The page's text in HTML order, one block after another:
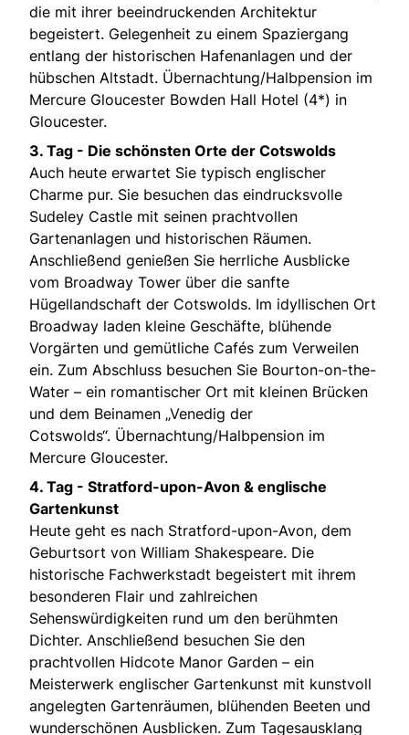
die mit ihrer beeindruckenden Architektur
begeistert. Gelegenheit zu einem Spaziergang
entlang der historischen Hafenanlagen und der
hübschen Altstadt. Übernachtung/Halbpension im
Mercure Gloucester Bowden Hall Hotel (4*) in
Gloucester.
3. Tag - Die schönsten Orte der Cotswolds
Auch heute erwartet Sie typisch englischer
Charme pur. Sie besuchen das eindrucksvolle
Sudeley Castle mit seinen prachtvollen
Gartenanlagen und historischen Räumen.
Anschließend genießen Sie herrliche Ausblicke
vom Broadway Tower über die sanfte
Hügellandschaft der Cotswolds. Im idyllischen Ort
Broadway laden kleine Geschäfte, blühende
Vorgärten und gemütliche Cafés zum Verweilen
ein. Zum Abschluss besuchen Sie Bourton-on-the-
Water – ein romantischer Ort mit kleinen Brücken
und dem Beinamen „Venedig der
Cotswolds“. Übernachtung/Halbpension im
Mercure Gloucester.
4. Tag - Stratford-upon-Avon & englische
Gartenkunst
Heute geht es nach Stratford-upon-Avon, dem
Geburtsort von William Shakespeare. Die
historische Fachwerkstadt begeistert mit ihrem
besonderen Flair und zahlreichen
Sehenswürdigkeiten rund um den berühmten
Dichter. Anschließend besuchen Sie den
prachtvollen Hidcote Manor Garden – ein
Meisterwerk englischer Gartenkunst mit kunstvoll
angelegten Gartenräumen, blühenden Beeten und
wunderschönen Ausblicken. Zum Tagesausklang